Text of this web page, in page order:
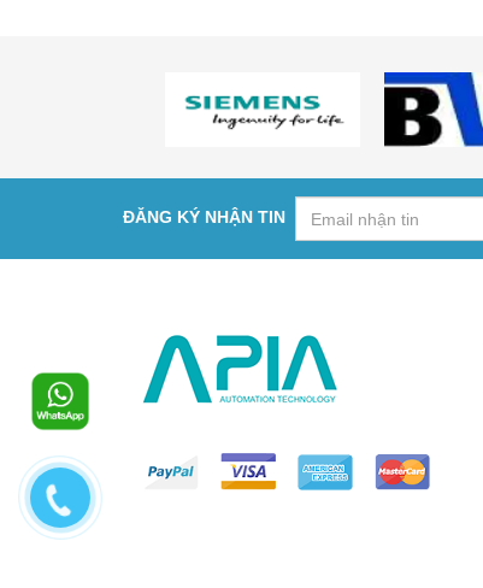
ĐĂNG KÝ NHẬN TIN